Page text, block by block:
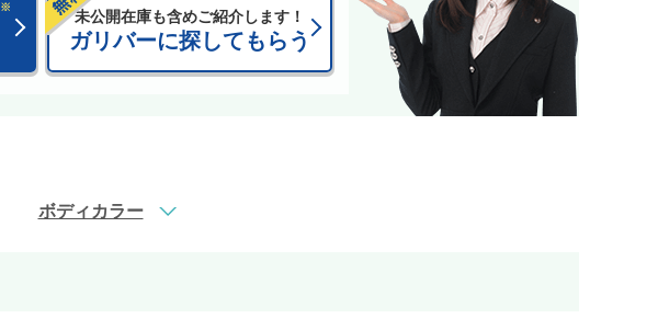
※
未公開在庫も含めご紹介します！
ガリバーに探してもらう
ボディカラー